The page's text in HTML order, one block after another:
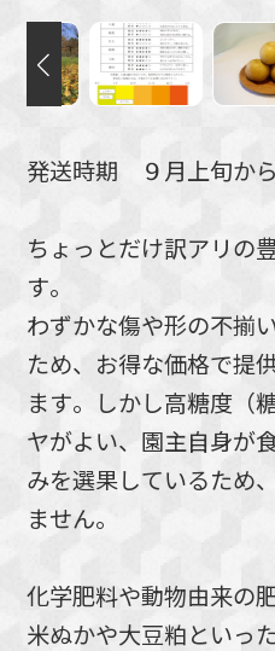
発送時期 ９月上旬から
ちょっとだけ訳アリの
す。
わずかな傷や形の不揃
ため、お得な価格で提
ます。しかし高糖度（
ヤがよい、園主自身が
みを選果しているため
ません。
化学肥料や動物由来の
米ぬかや大豆粕といっ